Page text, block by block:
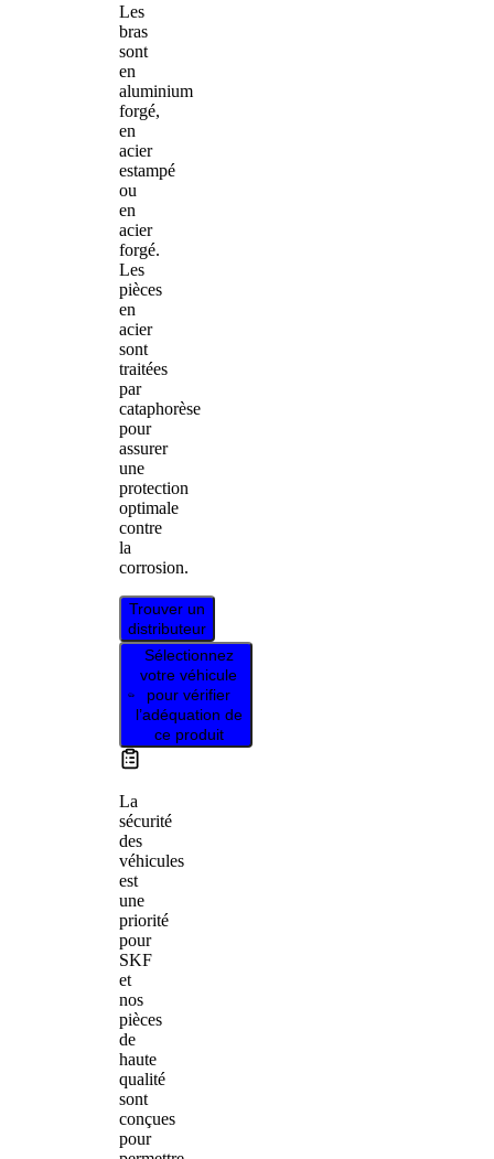
Les
bras
sont
en
aluminium
forgé,
en
acier
estampé
ou
en
acier
forgé.
Les
pièces
en
acier
sont
traitées
par
cataphorèse
pour
assurer
une
protection
optimale
contre
la
corrosion.
Trouver un
distributeur
Sélectionnez
votre véhicule
pour vérifier
l’adéquation de
ce produit
La
sécurité
des
véhicules
est
une
priorité
pour
SKF
et
nos
pièces
de
haute
qualité
sont
conçues
pour